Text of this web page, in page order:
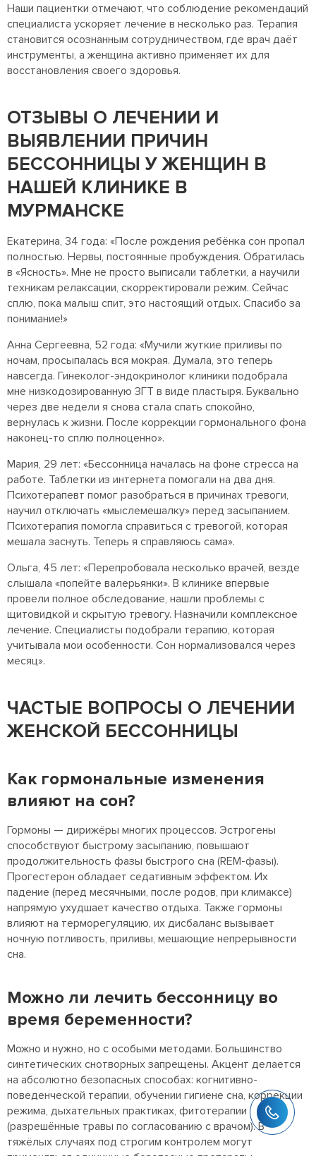
Наши пациентки отмечают, что соблюдение рекомендаций
специалиста ускоряет лечение в несколько раз. Терапия
становится осознанным сотрудничеством, где врач даёт
инструменты, а женщина активно применяет их для
восстановления своего здоровья.
ОТЗЫВЫ О ЛЕЧЕНИИ И
ВЫЯВЛЕНИИ ПРИЧИН
БЕССОННИЦЫ У ЖЕНЩИН В
НАШЕЙ КЛИНИКЕ В
МУРМАНСКЕ
Екатерина, 34 года: «После рождения ребёнка сон пропал
полностью. Нервы, постоянные пробуждения. Обратилась
в «Ясность». Мне не просто выписали таблетки, а научили
техникам релаксации, скорректировали режим. Сейчас
сплю, пока малыш спит, это настоящий отдых. Спасибо за
понимание!»
Анна Сергеевна, 52 года: «Мучили жуткие приливы по
ночам, просыпалась вся мокрая. Думала, это теперь
навсегда. Гинеколог-эндокринолог клиники подобрала
мне низкодозированную ЗГТ в виде пластыря. Буквально
через две недели я снова стала спать спокойно,
вернулась к жизни. После коррекции гормонального фона
наконец-то сплю полноценно».
Мария, 29 лет: «Бессонница началась на фоне стресса на
работе. Таблетки из интернета помогали на два дня.
Психотерапевт помог разобраться в причинах тревоги,
научил отключать «мыслемешалку» перед засыпанием.
Психотерапия помогла справиться с тревогой, которая
мешала заснуть. Теперь я справляюсь сама».
Ольга, 45 лет: «Перепробовала несколько врачей, везде
слышала «попейте валерьянки». В клинике впервые
провели полное обследование, нашли проблемы с
щитовидкой и скрытую тревогу. Назначили комплексное
лечение. Специалисты подобрали терапию, которая
учитывала мои особенности. Сон нормализовался через
месяц».
ЧАСТЫЕ ВОПРОСЫ О ЛЕЧЕНИИ
ЖЕНСКОЙ БЕССОННИЦЫ
Как гормональные изменения
влияют на сон?
Гормоны — дирижёры многих процессов. Эстрогены
способствуют быстрому засыпанию, повышают
продолжительность фазы быстрого сна (REM-фазы).
Прогестерон обладает седативным эффектом. Их
падение (перед месячными, после родов, при климаксе)
напрямую ухудшает качество отдыха. Также гормоны
влияют на терморегуляцию, их дисбаланс вызывает
ночную потливость, приливы, мешающие непрерывности
сна.
Можно ли лечить бессонницу во
время беременности?
Можно и нужно, но с особыми методами. Большинство
синтетических снотворных запрещены. Акцент делается
на абсолютно безопасных способах: когнитивно-
поведенческой терапии, обучении гигиене сна, коррекции
режима, дыхательных практиках, фитотерапии
(разрешённые травы по согласованию с врачом). В
тяжёлых случаях под строгим контролем могут